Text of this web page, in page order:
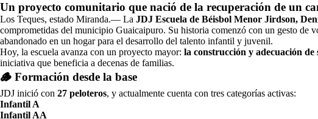
Un proyecto comunitario que nació de la recuperación de un
Los Teques, estado Miranda.— La JDJ Escuela de Béisbol Menor Jirdson,
comprometidas del municipio Guaicaipuro. Su historia comenzó con un gesto de
abandonado en un hogar para el desarrollo del talento infantil y juvenil.
Hoy, la escuela avanza con un proyecto mayor: la construcción y adecuación de
iniciativa que beneficia a decenas de familias.
🪵 Formación desde la base
JDJ inició con 27 peloteros, y actualmente cuenta con tres categorías activas:
Infantil A
Infantil AA